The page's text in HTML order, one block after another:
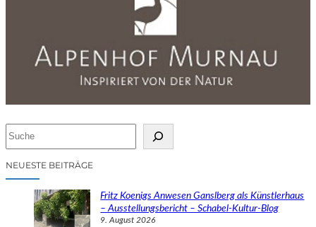
cNEUESTE BEITRÄGE
Fritz Koenigs Anwesen Ganslberg als Künstlerhaus
– Ausstellungsbericht – Schabel-Kultur-Blog
9. August 2026